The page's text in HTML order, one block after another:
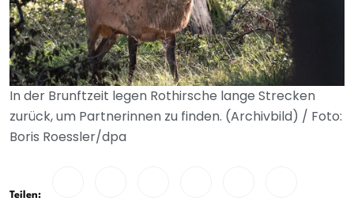
In der Brunftzeit legen Rothirsche lange Strecken
zurück, um Partnerinnen zu finden. (Archivbild) / Foto:
Boris Roessler/dpa
Teilen: